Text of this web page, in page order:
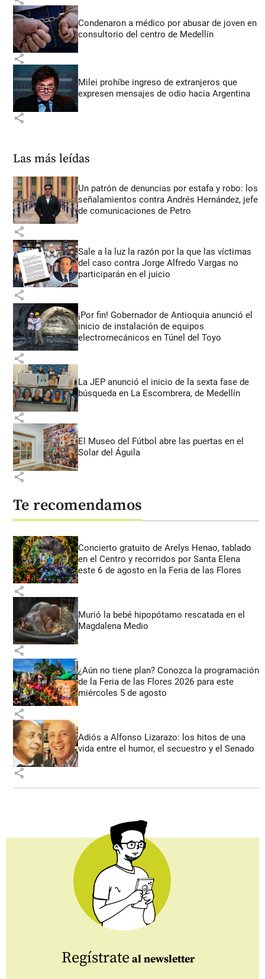
Condenaron a médico por abusar de joven en
consultorio del centro de Medellín
share
Milei prohíbe ingreso de extranjeros que
expresen mensajes de odio hacia Argentina
share
Las más leídas
Un patrón de denuncias por estafa y robo: los
señalamientos contra Andrés Hernández, jefe
de comunicaciones de Petro
share
Sale a la luz la razón por la que las víctimas
del caso contra Jorge Alfredo Vargas no
participarán en el juicio
share
¡Por fin! Gobernador de Antioquia anunció el
inicio de instalación de equipos
electromecánicos en Túnel del Toyo
share
La JEP anunció el inicio de la sexta fase de
búsqueda en La Escombrera, de Medellín
share
El Museo del Fútbol abre las puertas en el
Solar del Águila
share
Te recomendamos
Concierto gratuito de Arelys Henao, tablado
en el Centro y recorridos por Santa Elena
este 6 de agosto en la Feria de las Flores
share
Murió la bebé hipopótamo rescatada en el
Magdalena Medio
share
¿Aún no tiene plan? Conozca la programación
de la Feria de las Flores 2026 para este
miércoles 5 de agosto
share
Adiós a Alfonso Lizarazo: los hitos de una
vida entre el humor, el secuestro y el Senado
share
Regístrate al newsletter